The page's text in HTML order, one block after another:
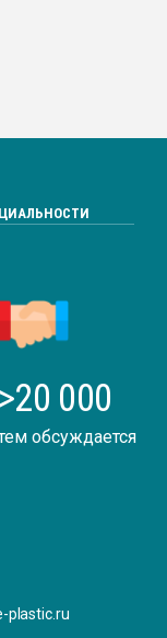
>20 000
обсуждается
plastic.ru